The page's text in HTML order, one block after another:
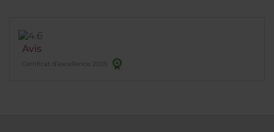
Avis
Certificat d’excellence 2025